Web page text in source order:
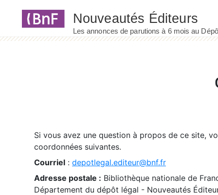
Si vous avez une question à propos de ce site,
coordonnées suivantes.
Courriel : depotlegal.editeur@bnf.fr
Adresse postale : Bibliothèque nationale de
Département du dépôt légal - Nouveautés